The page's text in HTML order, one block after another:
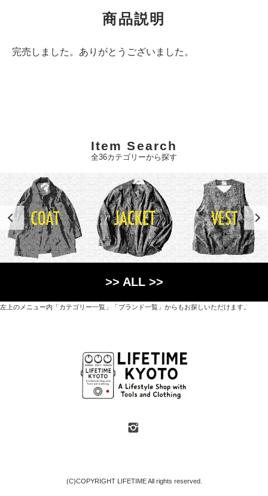
商品説明
完売しました。ありがとうございました。
Item Search
全36カテゴリーから探す
>> ALL >>
左上のメニュー内「カテゴリー一覧」「ブランド一覧」からもお探しいただけます。
オリジナルを含むファッションアイテムが中心の
京都・紫野にあるライフスタイルショップです。
京都府京都市北区紫野上築山町21（1階と2階）
定休日 / 水・日曜
(C)COPYRIGHT LIFETIME All rights reserved.